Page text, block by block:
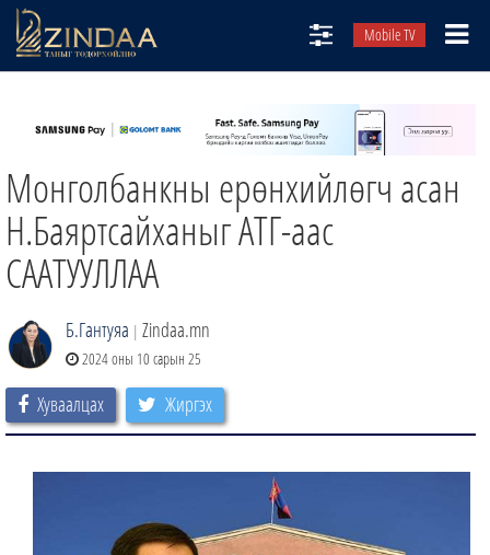
Mobile TV
ТВ8
ӨГЛӨӨНИЙ СОНИН
АУДИО ЗОХИОЛ
ЗИНДАА СЭТГҮҮЛ
Монголбанкны ерөнхийлөгч асан
Н.Баяртсайханыг АТГ-аас
СААТУУЛЛАА
Б.Гантуяа | Zindaa.mn
2024 оны 10 сарын 25
Хуваалцах Жиргэх